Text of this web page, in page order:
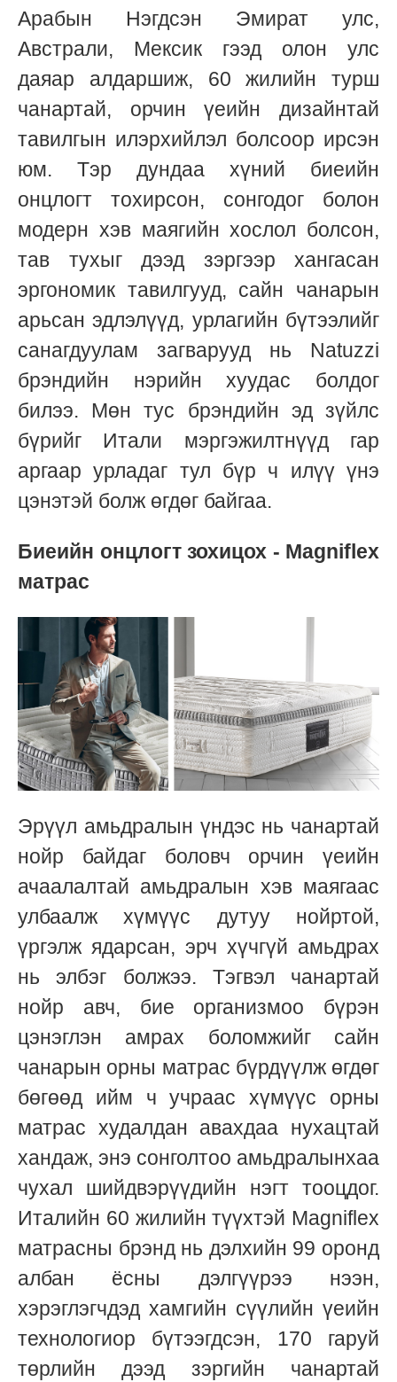
Арабын Нэгдсэн Эмират улс,
Австрали, Мексик гээд олон улс
даяар алдаршиж, 60 жилийн турш
чанартай, орчин үеийн дизайнтай
тавилгын илэрхийлэл болсоор ирсэн
юм. Тэр дундаа хүний биеийн
онцлогт тохирсон, сонгодог болон
модерн хэв маягийн хослол болсон,
тав тухыг дээд зэргээр хангасан
эргономик тавилгууд, сайн чанарын
арьсан эдлэлүүд, урлагийн бүтээлийг
санагдуулам загварууд нь Natuzzi
брэндийн нэрийн хуудас болдог
билээ. Мөн тус брэндийн эд зүйлс
бүрийг Итали мэргэжилтнүүд гар
аргаар урладаг тул бүр ч илүү үнэ
цэнэтэй болж өгдөг байгаа.
Биеийн онцлогт зохицох - Magniflex
матрас
Эрүүл амьдралын үндэс нь чанартай
нойр байдаг боловч орчин үеийн
ачаалалтай амьдралын хэв маягаас
улбаалж хүмүүс дутуу нойртой,
үргэлж ядарсан, эрч хүчгүй амьдрах
нь элбэг болжээ. Тэгвэл чанартай
нойр авч, бие организмоо бүрэн
цэнэглэн амрах боломжийг сайн
чанарын орны матрас бүрдүүлж өгдөг
бөгөөд ийм ч учраас хүмүүс орны
матрас худалдан авахдаа нухацтай
хандаж, энэ сонголтоо амьдралынхаа
чухал шийдвэрүүдийн нэгт тооцдог.
Италийн 60 жилийн түүхтэй Magniflex
матрасны брэнд нь дэлхийн 99 оронд
албан ёсны дэлгүүрээ нээн,
хэрэглэгчдэд хамгийн сүүлийн үеийн
технологиор бүтээгдсэн, 170 гаруй
төрлийн дээд зэргийн чанартай